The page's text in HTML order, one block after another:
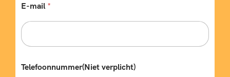
E-mail *
e
Telefoonnummer(Niet verplicht)